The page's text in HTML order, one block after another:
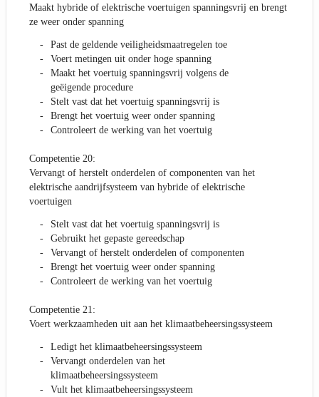
Maakt hybride of elektrische voertuigen spanningsvrij en brengt
ze weer onder spanning
Past de geldende veiligheidsmaatregelen toe
Voert metingen uit onder hoge spanning
Maakt het voertuig spanningsvrij volgens de
geëigende procedure
Stelt vast dat het voertuig spanningsvrij is
Brengt het voertuig weer onder spanning
Controleert de werking van het voertuig
Competentie 20:
Vervangt of herstelt onderdelen of componenten van het
elektrische aandrijfsysteem van hybride of elektrische
voertuigen
Stelt vast dat het voertuig spanningsvrij is
Gebruikt het gepaste gereedschap
Vervangt of herstelt onderdelen of componenten
Brengt het voertuig weer onder spanning
Controleert de werking van het voertuig
Competentie 21:
Voert werkzaamheden uit aan het klimaatbeheersingssysteem
Ledigt het klimaatbeheersingssysteem
Vervangt onderdelen van het
klimaatbeheersingssysteem
Vult het klimaatbeheersingssysteem